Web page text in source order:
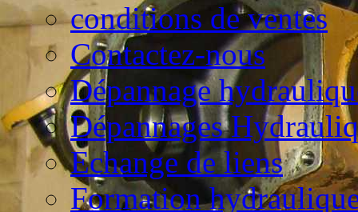
conditions de ventes
Contactez-nous
Dépannage
Dépannages
Echange de liens
Formation